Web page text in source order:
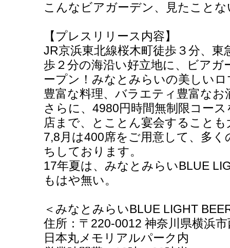
こんなビアガーデン、見たことな
【プレスリリース内容】
JR京浜東北線桜木町徒歩３分、
歩２分の海沿い好立地に、ビアガ
ープン！みなとみらいの美しい
豊富な料理、バラエティ豊富なお
さらに、4980円時間無制限コー
店まで、とことん宴会することも
7,8月は400席をご用意して、多
ちしております。
17年夏は、みなとみらいBLUE
もはや無い。
＜みなとみらいBLUE LIGHT
住所：〒220-0012 神奈川県横浜
日本丸メモリアルパーク内